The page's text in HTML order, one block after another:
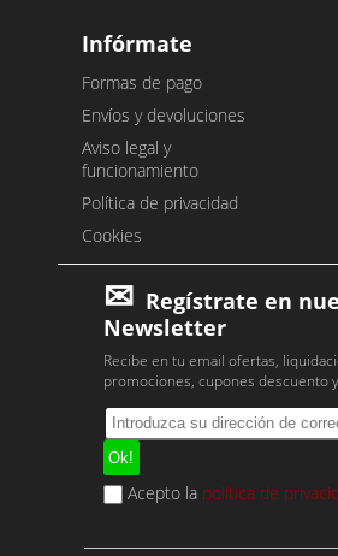
Infórmate
Formas de pago
Envíos y devoluciones
Aviso legal y
funcionamiento
Política de privacidad
Cookies
Regístrate en
Newsletter
Recibe en tu email ofertas,
promociones, cupones descuento
Acepto la política de